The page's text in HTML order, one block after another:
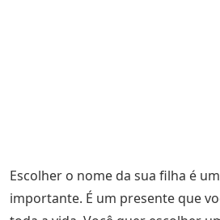
Escolher o nome da sua filha é
importante. É um presente que